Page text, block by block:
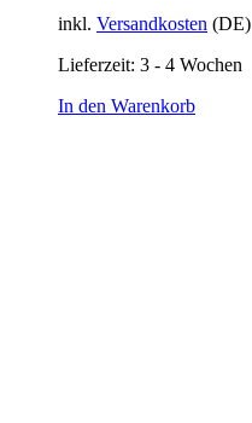
inkl. Versandkosten (DE)
Lieferzeit: 3 - 4 Wochen
In den Warenkorb